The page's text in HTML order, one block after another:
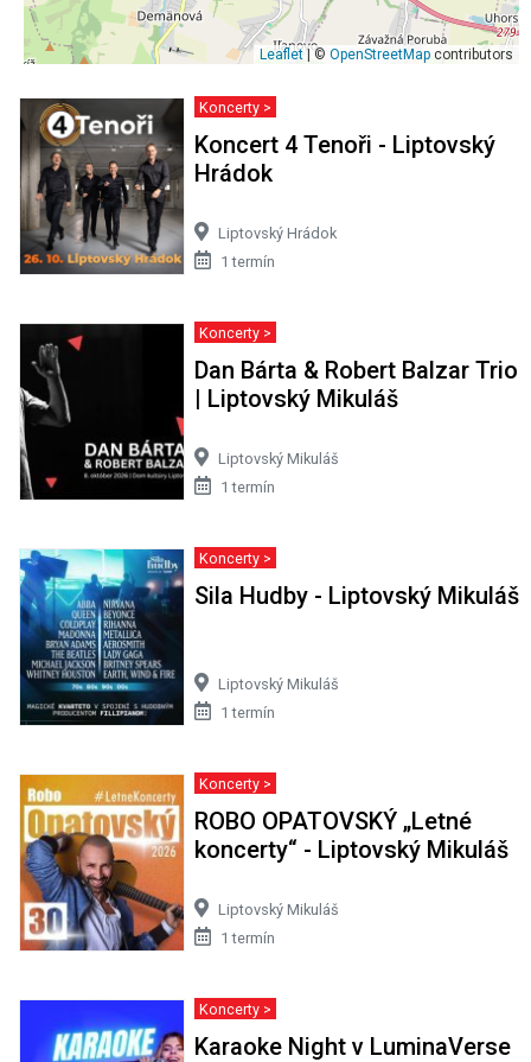
Leaflet| © OpenStreetMap contributors
Koncerty >
Koncert 4 Tenoři - Liptovský
Hrádok
Liptovský Hrádok
1 termín
Koncerty >
Dan Bárta & Robert Balzar Trio
| Liptovský Mikuláš
Liptovský Mikuláš
1 termín
Koncerty >
Sila Hudby - Liptovský Mikuláš
Liptovský Mikuláš
1 termín
Koncerty >
ROBO OPATOVSKÝ „Letné
koncerty“ - Liptovský Mikuláš
Liptovský Mikuláš
1 termín
Koncerty >
Karaoke Night v LuminaVerse